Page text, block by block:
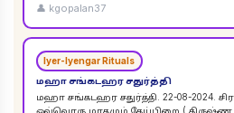
👤 kgopalan37
Iyer-Iyengar Rituals
மஹா சங்கடஹர சதுர்த்தி
மஹா சங்கடஹர சதுர்த்தி. 22-08-2024. சிராவண க்ருஷ்ண சதுர்த்தி.
ஒவ்வொரு மாதமும் தேய்பிறை ( கிருஷ்ண